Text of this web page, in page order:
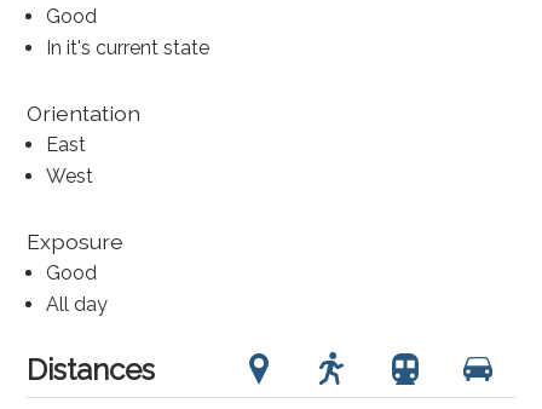
Good
In it's current state
Orientation
East
West
Exposure
Good
All day
Distances